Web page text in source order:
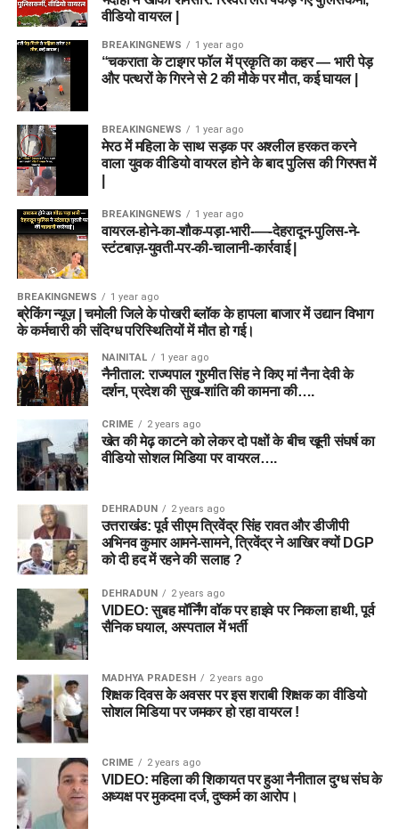
वीडियो वायरल |
BREAKINGNEWS 1 year ago
“चकराता के टाइगर फॉल में प्रकृति का कहर — भारी पेड़
और पत्थरों के गिरने से 2 की मौके पर मौत, कई घायल |
BREAKINGNEWS 1 year ago
मेरठ में महिला के साथ सड़क पर अश्लील हरकत करने
वाला युवक वीडियो वायरल होने के बाद पुलिस की गिरफ्त में
BREAKINGNEWS 1 year ago
वायरल-होने-का-शौक-पड़ा-भारी-—-देहरादून-पुलिस-ने-
स्टंटबाज़-युवती-पर-की-चालानी-कार्रवाई |
BREAKINGNEWS 1 year ago
ब्रेकिंग न्यूज़ | चमोली जिले के पोखरी ब्लॉक के हापला बाजार में उद्यान विभाग
के कर्मचारी की संदिग्ध परिस्थितियों में मौत हो गई।
NAINITAL 1 year ago
नैनीताल: राज्यपाल गुरमीत सिंह ने किए मां नैना देवी के
दर्शन, प्रदेश की सुख-शांति की कामना की….
CRIME 2 years ago
खेत की मेढ़ काटने को लेकर दो पक्षों के बीच खूनी संघर्ष का
वीडियो सोशल मिडिया पर वायरल….
DEHRADUN 2 years ago
उत्तराखंड: पूर्व सीएम त्रिवेंद्र सिंह रावत और डीजीपी
अभिनव कुमार आमने-सामने, त्रिवेंद्र ने आखिर क्यों DGP
को दी हद में रहने की सलाह ?
DEHRADUN 2 years ago
VIDEO: सुबह मॉर्निंग वॉक पर हाइवे पर निकला हाथी, पूर्व
सैनिक घयाल, अस्पताल में भर्ती
MADHYA PRADESH 2 years ago
शिक्षक दिवस के अवसर पर इस शराबी शिक्षक का वीडियो
सोशल मिडिया पर जमकर हो रहा वायरल !
CRIME 2 years ago
VIDEO: महिला की शिकायत पर हुआ नैनीताल दुग्ध संघ के
अध्यक्ष पर मुकदमा दर्ज, दुष्कर्म का आरोप।